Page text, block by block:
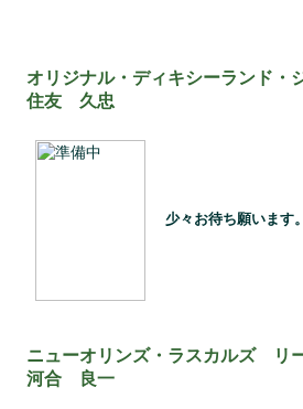
オリジナル・ディキシーランド・
住友 久忠
少々お待ち願います。
ニューオリンズ・ラスカルズ リ
河合 良一